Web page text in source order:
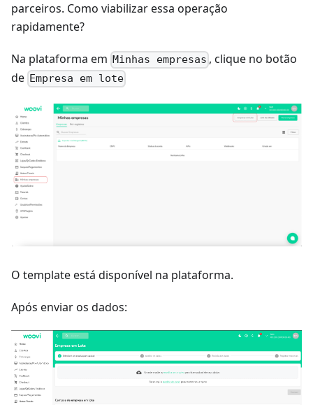
parceiros. Como viabilizar essa operação
rapidamente?
Na plataforma em Minhas empresas , clique no botão
de Empresa em lote
O template está disponível na plataforma.
Após enviar os dados: